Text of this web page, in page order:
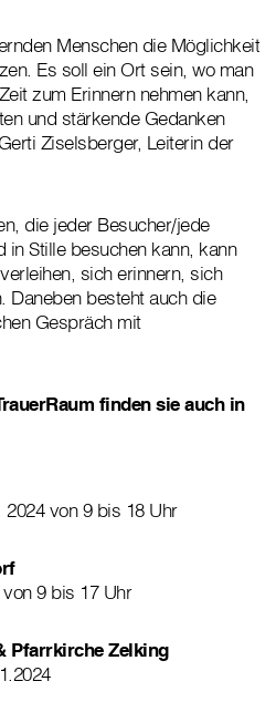
Menschen die Möglichkeit
Es soll ein Ort sein, wo man
zum Erinnern nehmen kann,
und stärkende Gedanken
Ziselsberger, Leiterin der
die jeder Besucher/jede
in Stille besuchen kann, kann
sich erinnern, sich
Daneben besteht auch die
Gespräch mit
finden sie auch in
von 9 bis 18 Uhr
9 bis 17 Uhr
Pfarrkirche Zelking